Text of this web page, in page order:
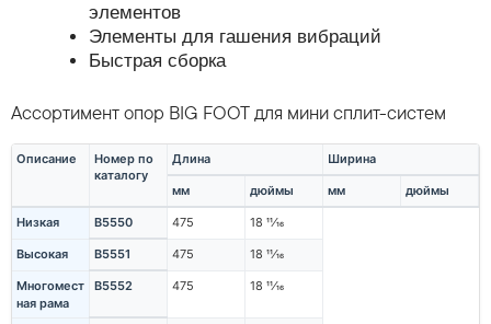
элементов
Элементы для гашения вибраций
Быстрая сборка
Ассортимент опор BIG FOOT для мини сплит-систем
Описание
Номер по
каталогу
Длина Ширина
мм дюймы мм дюймы
Низкая B5550 475 18 11⁄16
Высокая B5551 475 18 11⁄16
Многомест
ная рама
B5552 475 18 11⁄16